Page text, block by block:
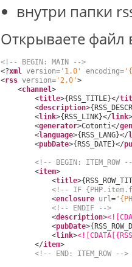
внутри папки
Открываете файл
<!-- BEGIN: MAIN -->
<?xml version= '1.0' encoding=
<rss version= '2.0'>
<channel>
<title>{RSS_TITLE}</
<description
<link>{RSS_LINK}</link>
<generator>Cotonti</
<language>{RSS_LANG}</
<pubDate>{RSS_DATE}</
<!-- BEGIN: ITEM_ROW
<item>
<title
<!-- IF
<enclosure url=
<!-- ENDIF -->
<description>
<pubDate
<link>
</item>
<!-- END: ITEM_ROW -->